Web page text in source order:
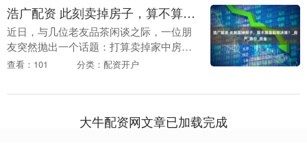
浩广配资 此刻卖掉房子，算不算是聪明决策？_房产_房价_资金
近日，与几位老友品茶闲谈之际，一位朋
友突然抛出一个话题：打算卖掉家中房
产，却又犹豫不决，不知当前行情下，究
卖掉房子，算不算....
查看：101 分类：配资开户
大牛配资网文章已加载完成